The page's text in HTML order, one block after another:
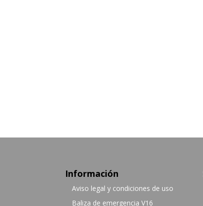
Información
Aviso legal y condiciones de uso
Baliza de emergencia V16